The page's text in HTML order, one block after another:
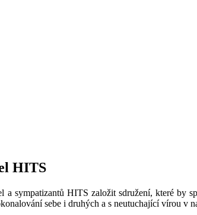
HITS
a sympatizantů HITS založit sdružení, které by
sebe i druhých a s neutuchající vírou v